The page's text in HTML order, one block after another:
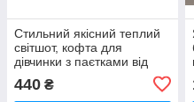
Стильний якісний теплий
світшот, кофта для
дівчинки з паєтками від
Lefties, розмір 152 см (11-
12 р)
440 ₴